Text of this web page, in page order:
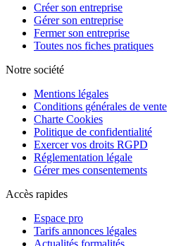
Créer son entreprise
Gérer son entreprise
Fermer son entreprise
Toutes nos fiches pratiques
Notre société
Mentions légales
Conditions générales de vente
Charte Cookies
Politique de confidentialité
Exercer vos droits RGPD
Réglementation légale
Gérer mes consentements
Accès rapides
Espace pro
Tarifs annonces légales
Actualités formalités